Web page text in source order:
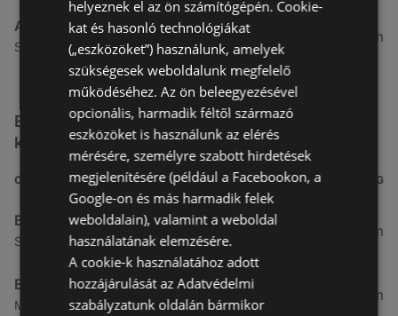
Alma Gyógyszertárak
Szabadság u. 31, 9431 Fertőd
27,8 km
Egyéb Kozmetikumok és Drogéria üzletek a
közelben
CÍM TÁVOLSÁG
Benu Gyógyszertárak
Soproni utca 18., 9423 Ágfalva
0,27 km
Benu Gyógyszertárak
Malompatak U.10, 9400 Sopron
2,55 km
helyeznek el az ön számítógépén. Cookie-
kat és hasonló technológiákat
(„eszközöket”) használunk, amelyek
szükségesek weboldalunk megfelelő
működéséhez. Az ön beleegyezésével
opcionális, harmadik féltől származó
eszközöket is használunk az elérés
mérésére, személyre szabott hirdetések
megjelenítésére (például a Facebookon, a
Google-on és más harmadik felek
weboldalain), valamint a weboldal
használatának elemzésére.
A cookie-k használatához adott
hozzájárulását az Adatvédelmi
szabályzatunk oldalán bármikor